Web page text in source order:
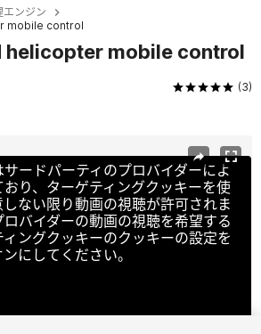
エンジン
mobile control
helicopter mobile control
(3)
ードパーティのプロバイダーによ
おり、ターゲティングクッキーを使
ない限り動画の視聴が許可されま
バイダーの動画の視聴を希望する
ングクッキーのクッキーの設定を
ンにしてください。